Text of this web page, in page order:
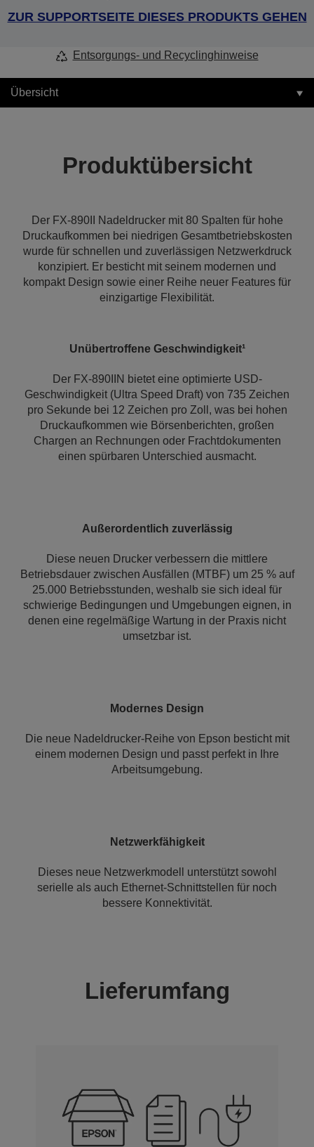
ZUR SUPPORTSEITE DIESES PRODUKTS GEHEN
Entsorgungs- und Recyclinghinweise
Übersicht
Produktübersicht
Der FX-890II Nadeldrucker mit 80 Spalten für hohe
Druckaufkommen bei niedrigen Gesamtbetriebskosten
wurde für schnellen und zuverlässigen Netzwerkdruck
konzipiert. Er besticht mit seinem modernen und
kompakt Design sowie einer Reihe neuer Features für
einzigartige Flexibilität.
Unübertroffene Geschwindigkeit¹
Der FX-890IIN bietet eine optimierte USD-
Geschwindigkeit (Ultra Speed Draft) von 735 Zeichen
pro Sekunde bei 12 Zeichen pro Zoll, was bei hohen
Druckaufkommen wie Börsenberichten, großen
Chargen an Rechnungen oder Frachtdokumenten
einen spürbaren Unterschied ausmacht.
Außerordentlich zuverlässig
Diese neuen Drucker verbessern die mittlere
Betriebsdauer zwischen Ausfällen (MTBF) um 25 % auf
25.000 Betriebsstunden, weshalb sie sich ideal für
schwierige Bedingungen und Umgebungen eignen, in
denen eine regelmäßige Wartung in der Praxis nicht
umsetzbar ist.
Modernes Design
Die neue Nadeldrucker-Reihe von Epson besticht mit
einem modernen Design und passt perfekt in Ihre
Arbeitsumgebung.
Netzwerkfähigkeit
Dieses neue Netzwerkmodell unterstützt sowohl
serielle als auch Ethernet-Schnittstellen für noch
bessere Konnektivität.
Lieferumfang